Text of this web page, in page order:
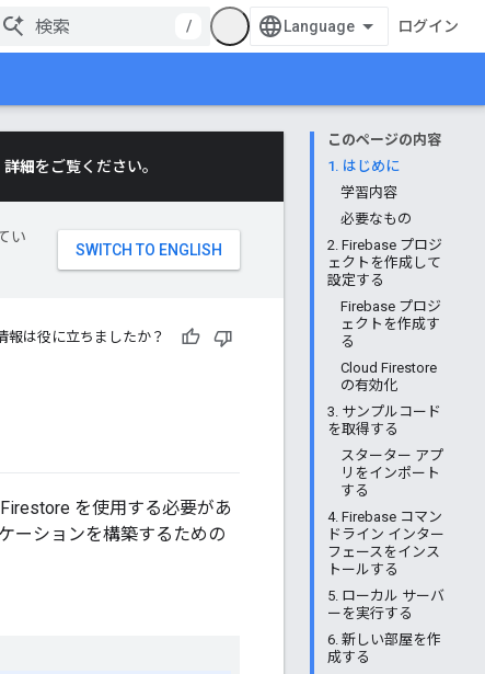
/ ログイン
このページの内容
1. はじめに
学習内容
必要なもの
2. Firebase プロジ
ェクトを作成して
設定する
Firebase プロジ
ェクトを作成す
る
Cloud Firestore
の有効化
3. サンプルコード
を取得する
スターター アプ
リをインポート
する
4. Firebase コマン
ドライン インター
フェースをインス
トールする
5. ローカル サーバ
ーを実行する
6. 新しい部屋を作
成する
詳細をご覧ください。
い
報は役に立ちましたか？
を使用する必要があ
ーションを構築するための